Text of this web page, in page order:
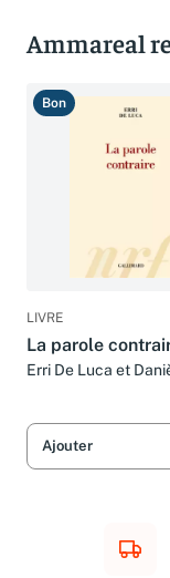
Ammareal
Bon
LIVRE
La parole
Erri De Luca et
Ajouter